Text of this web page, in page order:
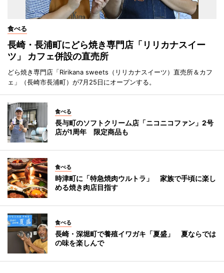
食べる
長崎・長浦町にどら焼き専門店「リリカナスイー
ツ」 カフェ併設の直売所
どら焼き専門店「Ririkana sweets（リリカナスイーツ）直売所＆カフ
ェ」（長崎市長浦町）が7月25日にオープンする。
食べる
長与町のソフトクリーム店「ニコニコファン」2号
店が1周年 限定商品も
食べる
時津町に「特急焼肉ウルトラ」 家族で手頃に楽し
める焼き肉店目指す
食べる
長崎・深堀町で養殖イワガキ「夏盛」 夏ならでは
の味を楽しんで